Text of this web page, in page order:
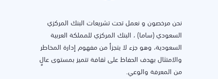
نحن مرخصون و نعمل تحت تشريعات البنك المركزي
السعودي (ساما) ، البنك المركزي للمملكة العربية
السعودية، وهو جزء لا يتجزأ من مفهوم إدارة المخاطر
والامتثال بهدف الحفاظ على ثقافة تتميز بمستوى عالٍ
من المعرفة والوعي.